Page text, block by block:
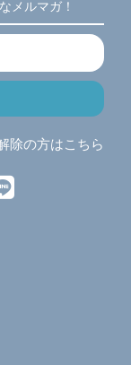
メルマガ！
除の方はこちら